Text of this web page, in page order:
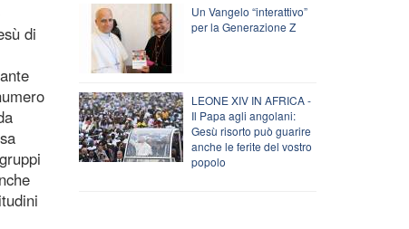
di
Un Vangelo “interattivo”
per la Generazione Z
LEONE XIV IN AFRICA -
Il Papa agli angolani:
Gesù risorto può guarire
anche le ferite del vostro
popolo